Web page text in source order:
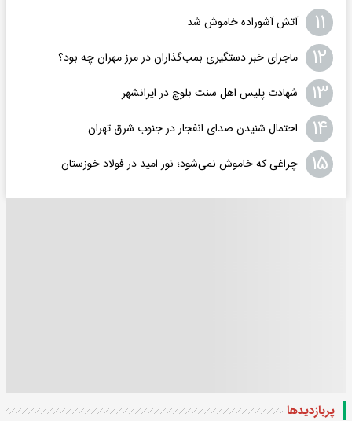
۱۱ آتش آشوراده خاموش شد
۱۲ ماجرای خبر دستگیری بمب‌گذاران در مرز مهران چه بود؟
۱۳ شهادت پلیس اهل سنت بلوچ در ایرانشهر
۱۴ احتمال شنیدن صدای انفجار در جنوب شرق تهران
۱۵ چراغی که خاموش نمی‌شود؛ نور امید در فولاد خوزستان
پربازدید‌ها